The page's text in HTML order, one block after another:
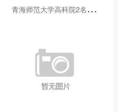
青
海师范大学高科院2名专家当选中国科学院院士